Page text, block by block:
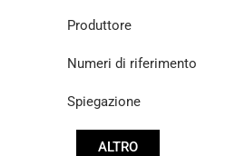
Produttore
Numeri di riferimento
Spiegazione
ALTRO